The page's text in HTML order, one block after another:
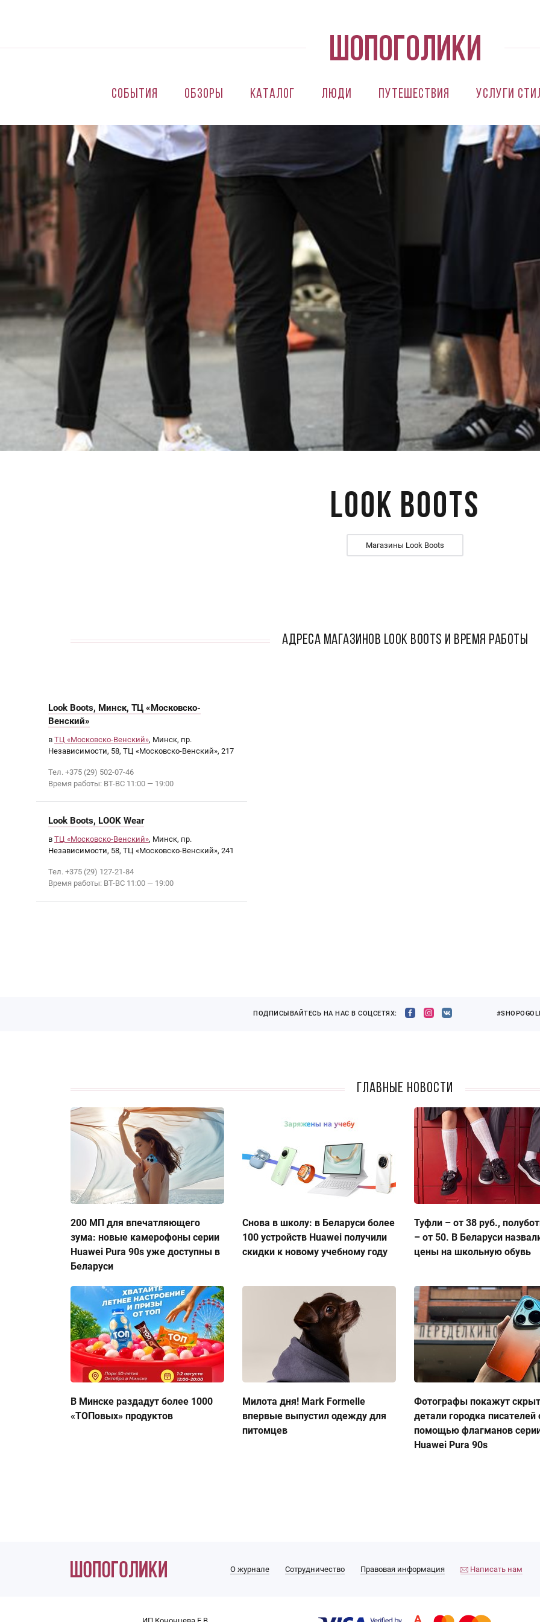
События Обзоры Каталог Люди Путешествия Услуги
Look Boots
Магазины Look Boots
АДРЕСА МАГАЗИНОВ Look Boots И ВРЕМЯ РАБОТЫ
Look Boots, Минск, ТЦ «Московско-
Венский»
в ТЦ «Московско-Венский», Минск, пр.
Независимости, 58, ТЦ «Московско-Венский», 217
Тел. +375 (29) 502-07-46
Время работы: ВТ-ВС 11:00 — 19:00
Look Boots, LOOK Wear
в ТЦ «Московско-Венский», Минск, пр.
Независимости, 58, ТЦ «Московско-Венский», 241
Тел. +375 (29) 127-21-84
Время работы: ВТ-ВС 11:00 — 19:00
ПОДПИСЫВАЙТЕСЬ НА НАС В СОЦСЕТЯХ:
Главные новости
200 МП для впечатляющего
зума: новые камерофоны серии
Huawei Pura 90s уже доступны в
Беларуси
Снова в школу: в Беларуси более
100 устройств Huawei получили
скидки к новому учебному году
Туфли – от 38 руб.,
– от 50. В Беларуси
цены на школьную обувь
В Минске раздадут более 1000
«ТОПовых» продуктов
Милота дня! Mark Formelle
впервые выпустил одежду для
питомцев
Фотографы покажут
детали городка писателей
помощью флагманов
Huawei Pura 90s
О журнале Сотрудничество Правовая информация Написать нам